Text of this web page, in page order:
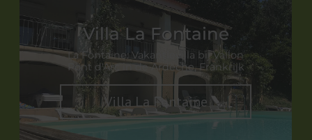
Villa La Fontaine
La Fontaine: Vakantievilla bij Vallon
Pont d'Arc in de Ardèche, Frankrijk
Villa La Fontaine